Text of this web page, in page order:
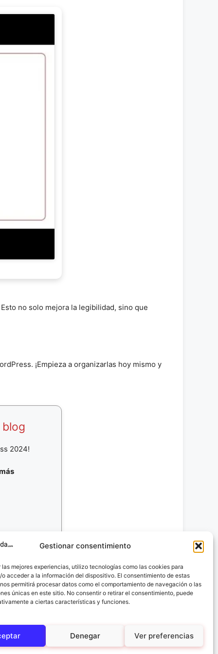
Gestionar consentimiento
las mejores experiencias, utilizo tecnologías como las cookies para
o acceder a la información del dispositivo. El consentimiento de estas
permitirá procesar datos como el comportamiento de navegación o las
únicas en este sitio. No consentir o retirar el consentimiento, puede
a ciertas características y funciones.
Denegar Ver preferencias
no solo mejora la legibilidad, sino que
¡Empieza a organizarlas hoy mismo y
blog
2024!
Día 19 →